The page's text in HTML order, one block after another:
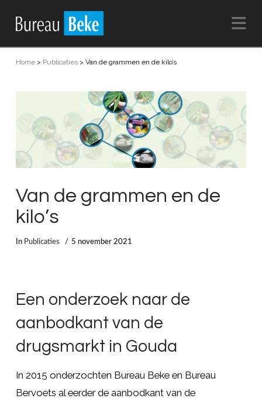
Home> Publicaties> Van de grammen en de kilo’s
Van de grammen en de
kilo’s
In Publicaties 5 november 2021
Een onderzoek naar de
aanbodkant van de
drugsmarkt in Gouda
In 2015 onderzochten Bureau Beke en Bureau
Bervoets al eerder de aanbodkant van de